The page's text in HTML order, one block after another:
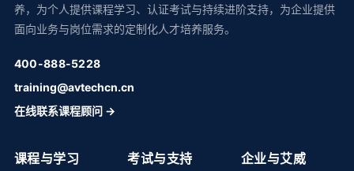
养，为个人提供课程学习、认证考试与持续进阶支持，为企业提供
面向业务与岗位需求的定制化人才培养服务。
400-888-5228
training@avtechcn.cn
在线联系课程顾问 →
课程与学习 考试与支持 企业与艾威